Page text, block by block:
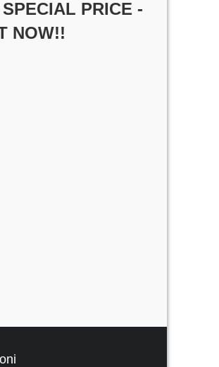
PRICE -
NOW!!